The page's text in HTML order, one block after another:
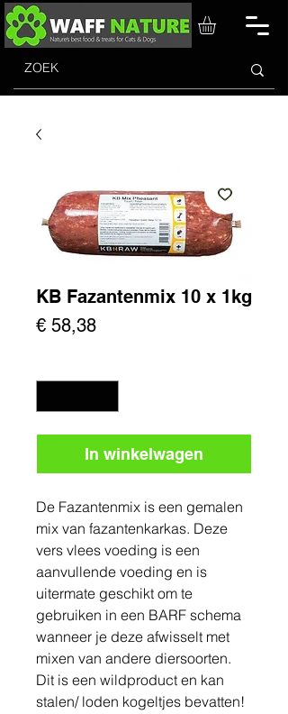
KB Fazantenmix 10 x 1kg
€ 58,38Prijs
In winkelwagen
De Fazantenmix is een gemalen
mix van fazantenkarkas. Deze
vers vlees voeding is een
aanvullende voeding en is
uitermate geschikt om te
gebruiken in een BARF schema
wanneer je deze afwisselt met
mixen van andere diersoorten.
Dit is een wildproduct en kan
stalen/ loden kogeltjes bevatten!